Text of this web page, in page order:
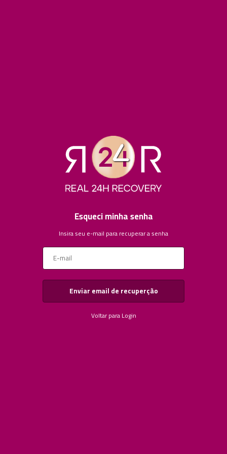
Esqueci minha senha
Insira seu e-mail para recuperar a senha
Voltar para Login